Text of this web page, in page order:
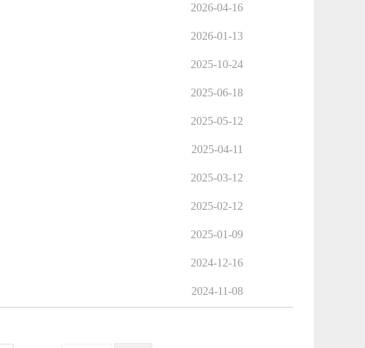
2026-04-16
2026-01-13
2025-10-24
2025-06-18
2025-05-12
2025-04-11
2025-03-12
2025-02-12
2025-01-09
2024-12-16
2024-11-08